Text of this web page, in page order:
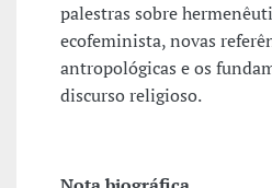
palestras sobre
ecofeminista, novas
antropológicas e os
discurso religioso.